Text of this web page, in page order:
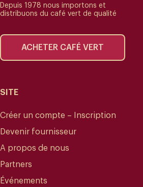
Depuis 1978 nous importons et
distribuons du café vert de qualité
ACHETER CAFÉ VERT
SITE
Créer un compte – Inscription
Devenir fournisseur
A propos de nous
Partners
Événements